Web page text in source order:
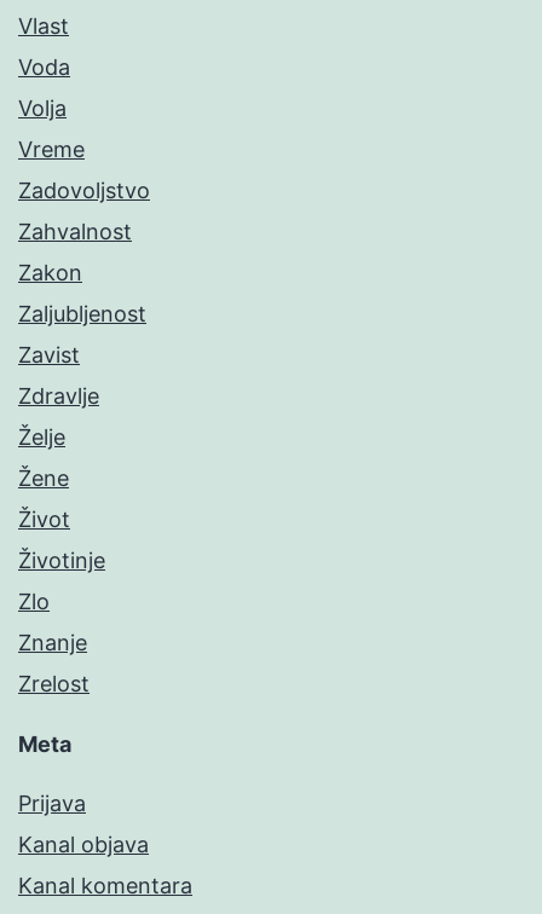
Vlast
Voda
Volja
Vreme
Zadovoljstvo
Zahvalnost
Zakon
Zaljubljenost
Zavist
Zdravlje
Želje
Žene
Život
Životinje
Zlo
Znanje
Zrelost
Meta
Prijava
Kanal objava
Kanal komentara